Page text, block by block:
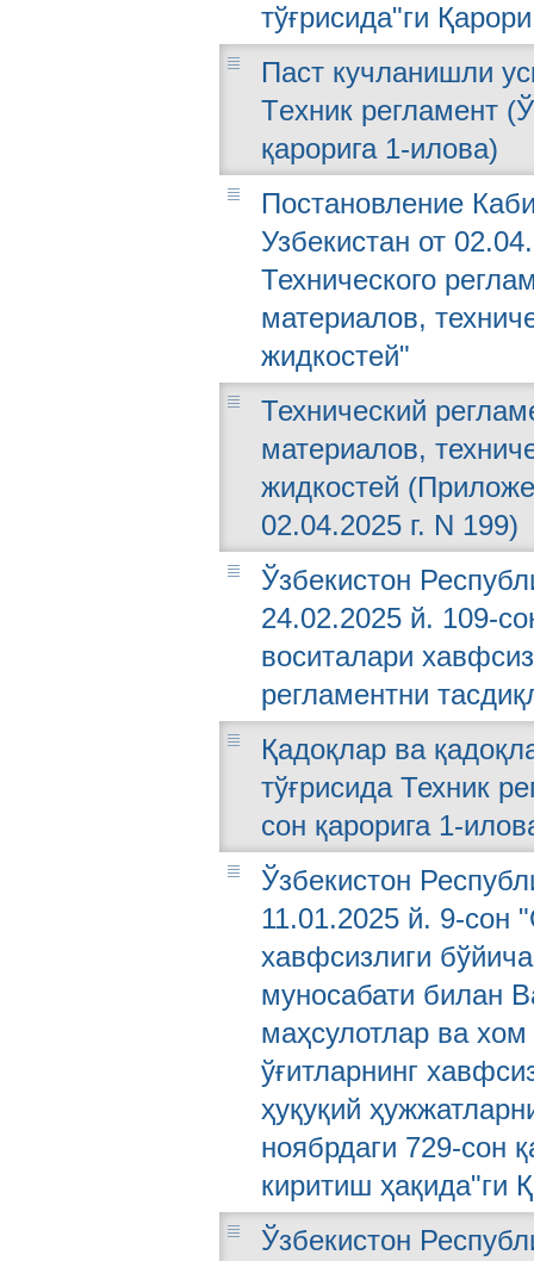
тўғрисида"ги Қарори
Паст кучланишли
Тeхник рeгламeнт
қарорига 1-илова)
Постановление
Узбекистан от
Технического
материалов,
жидкостей"
Технический
материалов,
жидкостей
02.04.2025 г. N 199)
Ўзбекистон
24.02.2025 й. 109-
воситалари
регламентни
Қадоқлар ва
тўғрисида Техник
сон қарорига 1-
Ўзбекистон
11.01.2025 й. 9-сон
хавфсизлиги
муносабати билан
маҳсулотлар ва
ўғитларнинг
ҳуқуқий
ноябрдаги 729-сон
киритиш ҳақида"ги
Ўзбекистон